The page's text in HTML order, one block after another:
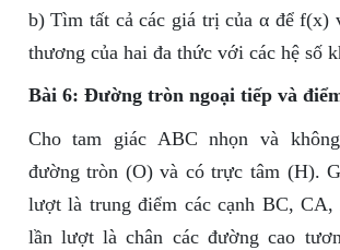
b) Tìm tất cả các giá trị của α để f(x)
thương của hai đa thức với các hệ số
Bài 6: Đường tròn ngoại tiếp và
Cho tam giác ABC nhọn và
đường tròn (O) và có trực tâm (H).
lượt là trung điểm các cạnh BC,
lần lượt là chân các đường cao